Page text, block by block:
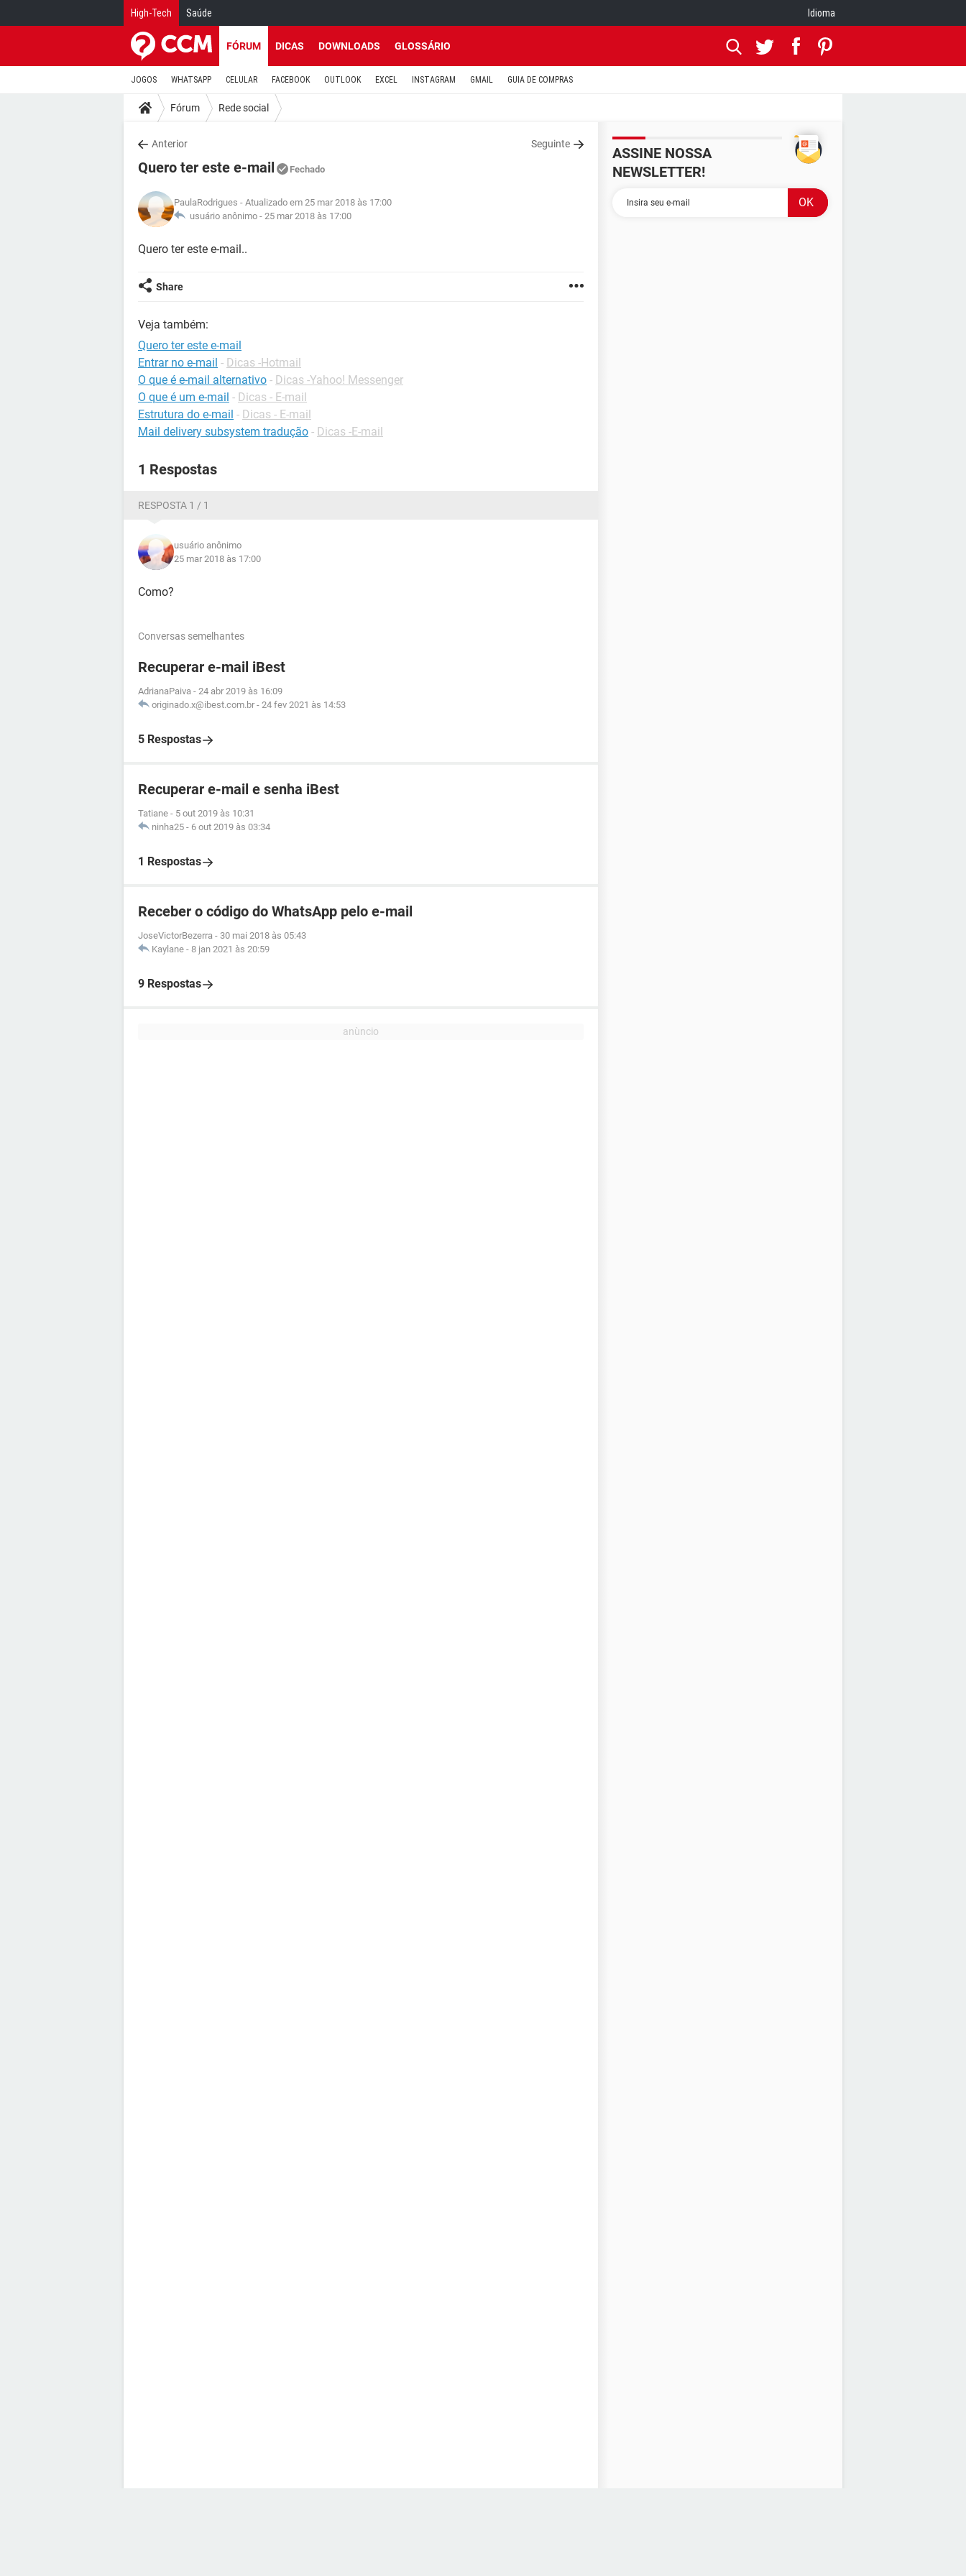
High-Tech Saúde Idioma
FÓRUM DICAS DOWNLOADS GLOSSÁRIO
JOGOS WHATSAPP CELULAR FACEBOOK OUTLOOK EXCEL INSTAGRAM GMAIL GUIA DE COMPRAS
Fórum Rede social
Anterior Seguinte
Quero ter este e-mail Fechado
PaulaRodrigues - Atualizado em 25 mar 2018 às 17:00
usuário anônimo - 25 mar 2018 às 17:00
Quero ter este e-mail..
Share
Veja também:
Quero ter este e-mail
Entrar no e-mail - Dicas -Hotmail
O que é e-mail alternativo - Dicas -Yahoo! Messenger
O que é um e-mail - Dicas - E-mail
Estrutura do e-mail - Dicas - E-mail
Mail delivery subsystem tradução - Dicas -E-mail
1 Respostas
RESPOSTA 1 / 1
usuário anônimo
25 mar 2018 às 17:00
Como?
Conversas semelhantes
Recuperar e-mail iBest
AdrianaPaiva - 24 abr 2019 às 16:09
originado.x@ibest.com.br - 24 fev 2021 às 14:53
5 Respostas
Recuperar e-mail e senha iBest
Tatiane - 5 out 2019 às 10:31
ninha25 - 6 out 2019 às 03:34
1 Respostas
Receber o código do WhatsApp pelo e-mail
JoseVictorBezerra - 30 mai 2018 às 05:43
Kaylane - 8 jan 2021 às 20:59
9 Respostas
ASSINE NOSSA
NEWSLETTER!